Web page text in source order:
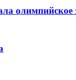
олимпийское